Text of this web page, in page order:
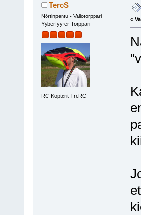
TeroS
Nörtinpentu - Valiotorppari
Yyberfyyrer Torppari
RC-Kopterit TreRC
«